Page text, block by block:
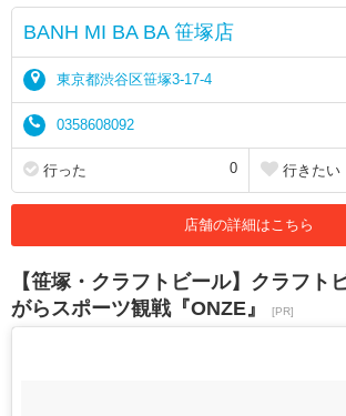
BANH MI BA BA 笹塚店
東京都渋谷区笹塚3-17-4
0358608092
行った 0 行きたい
店舗の詳細はこちら
【笹塚・クラフトビール】クラフト
がらスポーツ観戦『ONZE』
[PR]